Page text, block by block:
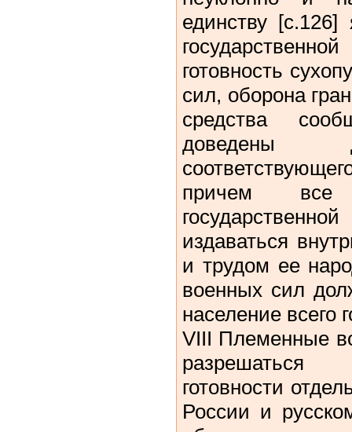
единству
готовность
сил, оборона
средства
доведены
причем все
издаваться
и трудом ее
военных сил
население всего
VIII Племенные
разрешаться
готовности
России и